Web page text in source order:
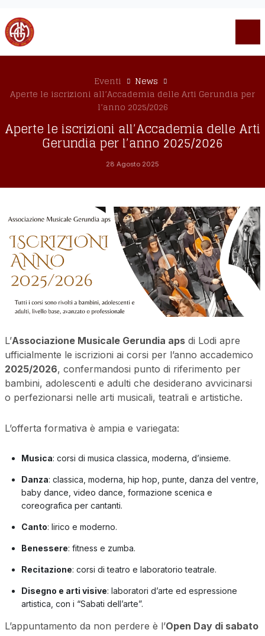
Eventi
News
Aperte le iscrizioni all’Accademia delle Arti Gerundia per
l’anno 2025/2026
Aperte le iscrizioni all’Accademia delle Arti
Gerundia per l’anno 2025/2026
28 Agosto 2025
L’Associazione Musicale Gerundia apsdi Lodi apre
ufficialmente le iscrizioni ai corsi per l’anno accademico
2025/2026, confermandosi punto di riferimento per
bambini, adolescenti e adulti che desiderano avvicinarsi
o perfezionarsi nelle arti musicali, teatrali e artistiche.
L’offerta formativa è ampia e variegata:
Musica: corsi di musica classica, moderna, d’insieme.
Danza: classica, moderna, hip hop, punte, danza del ventre,
baby dance, video dance, formazione scenica e
coreografica per cantanti.
Canto: lirico e moderno.
Benessere: fitness e zumba.
Recitazione: corsi di teatro e laboratorio teatrale.
Disegno e arti visive: laboratori d’arte ed espressione
artistica, con i “Sabati dell’arte”.
L’appuntamento da non perdere è l’Open Day di sabato